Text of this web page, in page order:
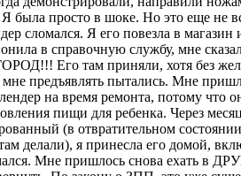
была просто в шоке. Но это еще не
сломался. Я его повезла в магазин
в справочную службу, мне
Его там приняли, хотя без
предъявлять пытались. Мне
на время ремонта, потому что
пищи для ребенка. Через
(в отвратительном
делали), я принесла его домой,
Мне пришлось снова ехать в